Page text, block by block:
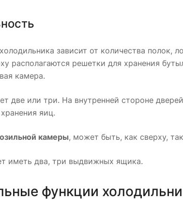
зависит от количества полок,
располагаются решетки для хранения
камера.
две или три. На внутренней стороне
яиц.
камеры, может быть, как сверху,
иметь два, три выдвижных ящика.
функции